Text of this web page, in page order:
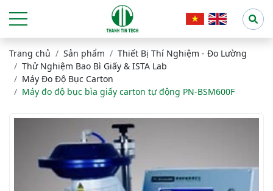
Trang chủ Sản phẩm
Thiết Bị Thí Nghiệm - Đo Lường
Thử Nghiệm Bao Bì Giấy & ISTA Lab
Máy Đo Độ Bục Carton
Máy đo độ bục bìa giấy carton tự động PN-BSM600F